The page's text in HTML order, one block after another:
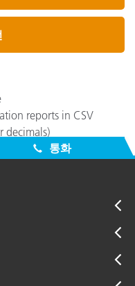
reports in CSV
decimals)
통화